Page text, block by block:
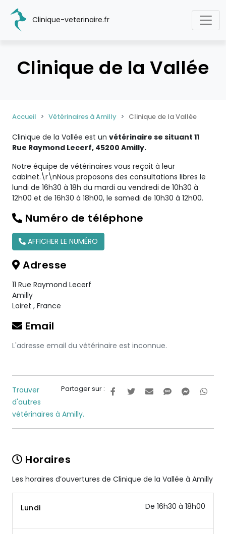
Clinique-veterinaire.fr
Clinique de la Vallée
Accueil Vétérinaires à Amilly Clinique de la Vallée
Clinique de la Vallée est un vétérinaire se situant 11
Rue Raymond Lecerf, 45200 Amilly.
Notre équipe de vétérinaires vous reçoit à leur
cabinet.\r\nNous proposons des consultations libres le
lundi de 16h30 à 18h du mardi au vendredi de 10h30 à
12h00 et de 16h30 à 18h00, le samedi de 10h30 à 12h00.
Numéro de téléphone
AFFICHER LE NUMÉRO
Adresse
11 Rue Raymond Lecerf
Amilly
Loiret , France
Email
L'adresse email du vétérinaire est inconnue.
Partager sur :
Trouver
d'autres
vétérinaires à Amilly.
Horaires
Les horaires d’ouvertures de Clinique de la Vallée à Amilly
Lundi De 16h30 à 18h00